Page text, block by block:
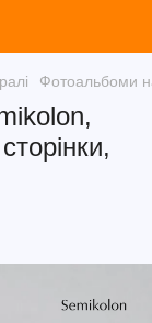
Фотоальбоми